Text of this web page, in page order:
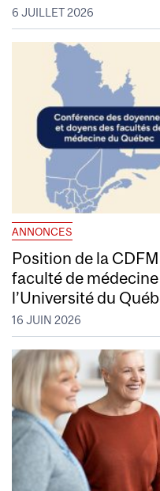
6 JUILLET 2026
ANNONCES
Position de la
faculté de
l’Université du
16 JUIN 2026